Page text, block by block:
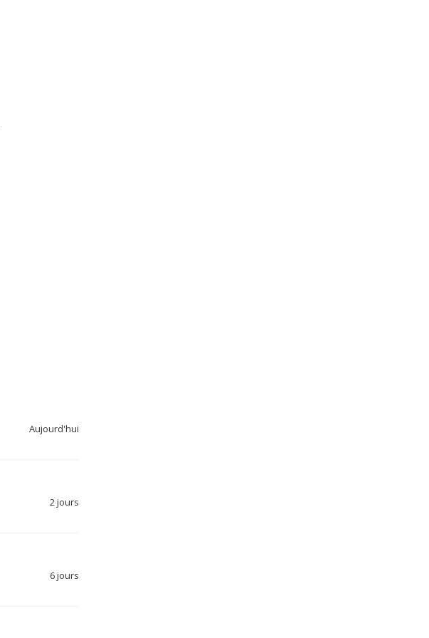
Aujourd'hui
2 jours
6 jours